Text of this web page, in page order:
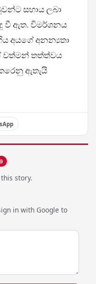
සහාය ලබා
වී ඇත. විමර්ශනය
අයගේ අනන්‍යතා
වත්මන් තත්ත්වය
ඇතැයි
0
story.
in with Google to